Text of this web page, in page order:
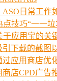
ASO日常工作
点技巧“一一
于应用宝的关
下载的截图
应用商店优
店CPD广告